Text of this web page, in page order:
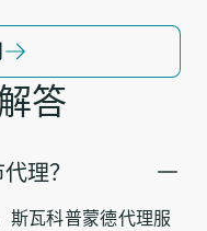
答
理？
斯瓦科普蒙德代理服